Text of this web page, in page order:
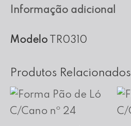
32x23x10
Informação adicional
Modelo TR0310
Produtos Relacionados